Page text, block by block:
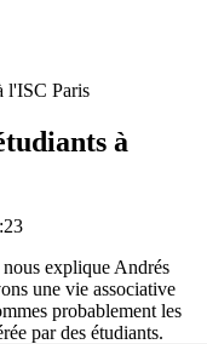
l'ISC Paris
à
explique Andrés
une vie associative
probablement les
par des étudiants.